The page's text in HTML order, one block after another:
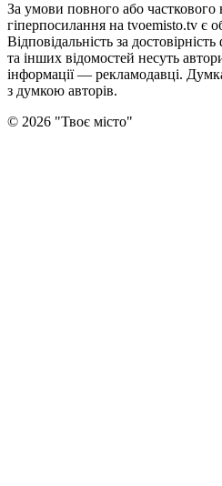
За умови повного або
гіперпосилання на tvoemisto.tv є
Відповідальність за
та інших відомостей несуть
інформації — рекламодавці.
з думкою авторiв.
© 2026 "Твоє місто"